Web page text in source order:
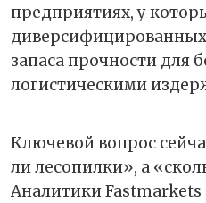
предприятиях, у
запаса прочности для
логистическими
Ключевой вопрос
ли лесопилки», а
Аналитики